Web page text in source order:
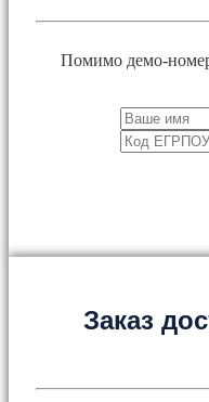
Помимо демо-
Заказ